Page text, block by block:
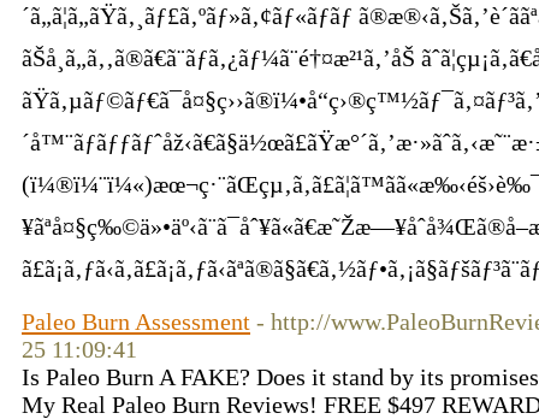
´ã„ã¦ã„ãŸã‚¸ãƒ£ã‚ºãƒ»ã‚¢ãƒ«ãƒãƒ
ãŠå¸ã„ã‚‚ã®ã€ã¨ãƒã‚¿ãƒ¼ã¨é†¤æ²¹ã‚’åŠ
Paleo Burn Assessment - http://
25 11:09:41
Is Paleo Burn A FAKE? Does it stand by its
My Real Paleo Burn Reviews! FREE $497